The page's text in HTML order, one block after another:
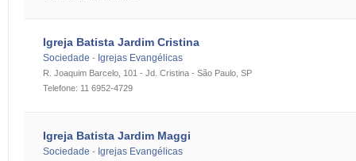
Igreja Batista Jardim Cristina
Sociedade - Igrejas Evangélicas
R. Joaquim Barcelo, 101 - Jd. Cristina - São Paulo, SP
Telefone: 11 6952-4729
Igreja Batista Jardim Maggi
Sociedade - Igrejas Evangélicas